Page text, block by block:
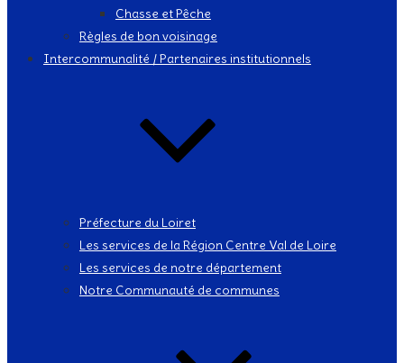
Chasse et Pêche
Règles de bon voisinage
Intercommunalité / Partenaires institutionnels
Préfecture du Loiret
Les services de la Région Centre Val de Loire
Les services de notre département
Notre Communauté de communes